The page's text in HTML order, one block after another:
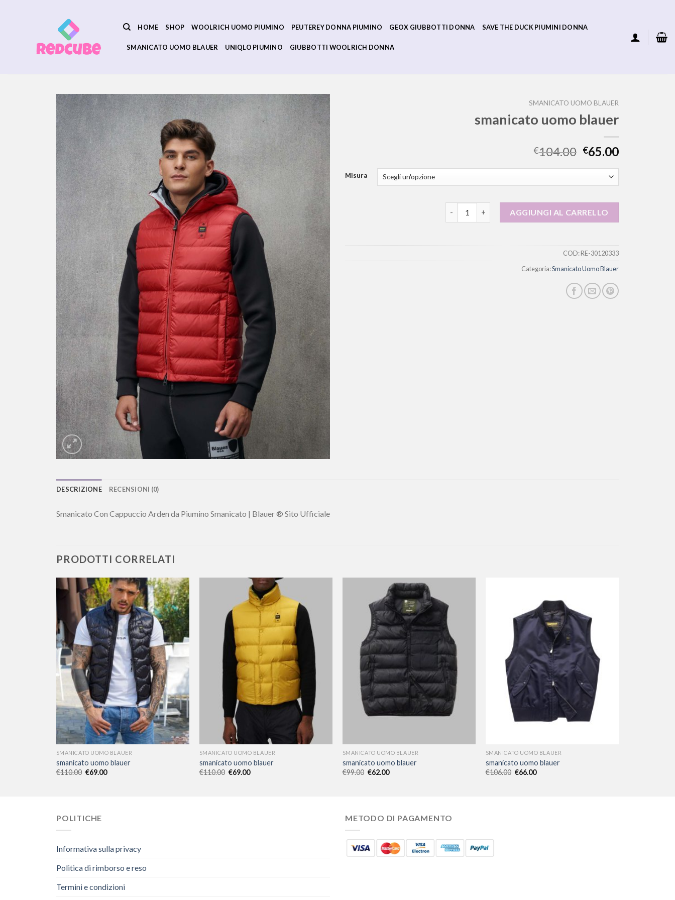
HOME SHOP WOOLRICH UOMO PIUMINO PEUTEREY DONNA PIUMINO GEOX GIUBBOTTI DONNA SAVE THE DUCK PIUMINI DONNA
SMANICATO UOMO BLAUER UNIQLO PIUMINO GIUBBOTTI WOOLRICH DONNA
SMANICATO UOMO BLAUER
smanicato uomo blauer
€104.00 €65.00
Misura
AGGIUNGI AL CARRELLO
COD:RE-30120333
Categoria:Smanicato Uomo Blauer
DESCRIZIONE RECENSIONI (0)
Smanicato Con Cappuccio Arden da Piumino Smanicato | Blauer ® Sito Ufficiale
PRODOTTI CORRELATI
SMANICATO UOMO BLAUER
smanicato uomo blauer
€110.00 €69.00
SMANICATO UOMO BLAUER
smanicato uomo blauer
€110.00 €69.00
SMANICATO UOMO BLAUER
smanicato uomo blauer
€99.00 €62.00
SMANICATO UOMO BLAUER
smanicato uomo blauer
€106.00 €66.00
POLITICHE
Informativa sulla privacy
Politica di rimborso e reso
Termini e condizioni
METODO DI PAGAMENTO